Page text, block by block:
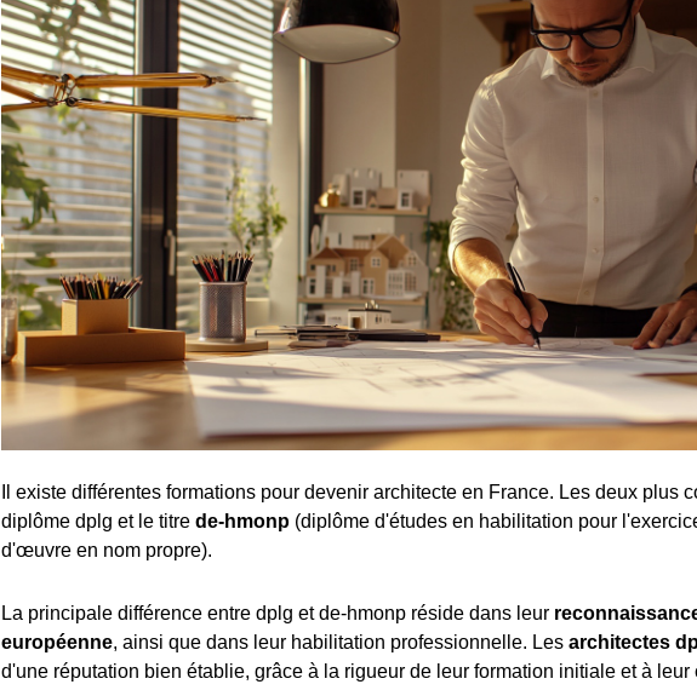
Il existe différentes formations pour devenir architecte en France. Les deux plus
diplôme dplg et le titre de-hmonp (diplôme d'études en habilitation pour
d'œuvre en nom propre).
La principale différence entre dplg et de-hmonp réside dans leur
européenne, ainsi que dans leur habilitation professionnelle. Les architectes
d'une réputation bien établie, grâce à la rigueur de leur formation initiale et à